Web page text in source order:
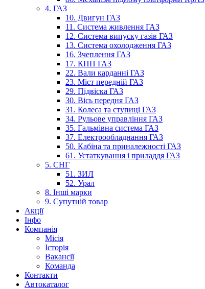
4. ГАЗ
10. Двигун ГАЗ
11. Система живлення ГАЗ
12. Система випуску газів ГАЗ
13. Система охолодження ГАЗ
16. Зчеплення ГАЗ
17. КПП ГАЗ
22. Вали карданні ГАЗ
23. Міст передній ГАЗ
29. Підвіска ГАЗ
30. Вісь передня ГАЗ
31. Колеса та ступиці ГАЗ
34. Рульове управління ГАЗ
35. Гальмівна система ГАЗ
37. Електрообладнання ГАЗ
50. Кабіна та приналежності ГАЗ
61. Устаткування і приладдя ГАЗ
5. СНГ
51. ЗИЛ
52. Урал
8. Інші марки
9. Супутній товар
Акції
Інфо
Компанія
Місія
Історія
Вакансії
Команда
Контакти
Автокаталог